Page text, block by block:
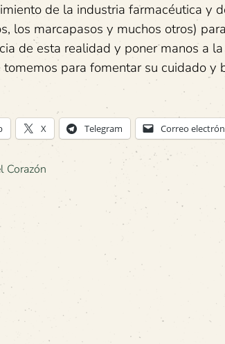
de la industria farmacéutica y
los marcapasos y muchos otros)
de esta realidad y poner manos a
para fomentar su cuidado y
X Telegram Correo
Corazón